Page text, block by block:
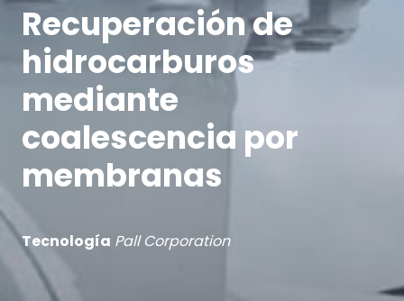
Recuperación de
hidrocarburos
mediante
coalescencia por
membranas
Tecnología Pall Corporation